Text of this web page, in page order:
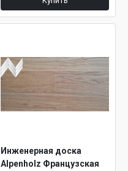
Инженерная доска
Alpenholz Французская